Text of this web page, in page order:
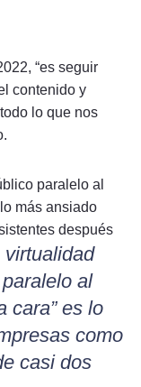
“es seguir
contenido y
lo que nos
paralelo al
más ansiado
después
virtualidad
al
cara” es lo
como
casi dos